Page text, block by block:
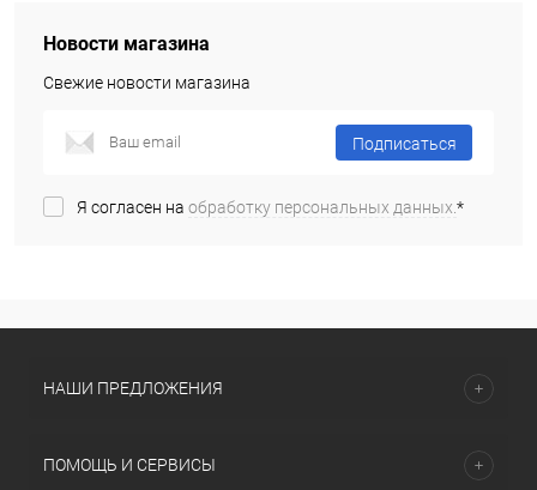
Новости магазина
Свежие новости магазина
Подписаться
Я согласен на обработку персональных данных.*
НАШИ ПРЕДЛОЖЕНИЯ
ПОМОЩЬ И СЕРВИСЫ